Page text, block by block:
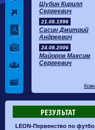
Шубин Кирилл
Сергеевич
21.08.1996
Сасин Дмитрий
Андреевич
24.08.2006
Майоров Максим
Сергеевич
РЕЗУЛЬТАТ
LEON-Первенство по